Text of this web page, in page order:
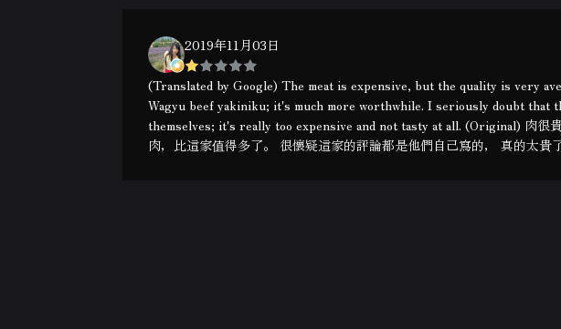
2019年11月03日
(Translated by Google) The meat is expensive, but the quality is very
Wagyu beef yakiniku; it's much more worthwhile. I seriously doubt
themselves; it's really too expensive and not tasty at all. (Original) 肉很
肉，比這家值得多了。 很懷疑這家的評論都是他們自己寫的， 真的太貴